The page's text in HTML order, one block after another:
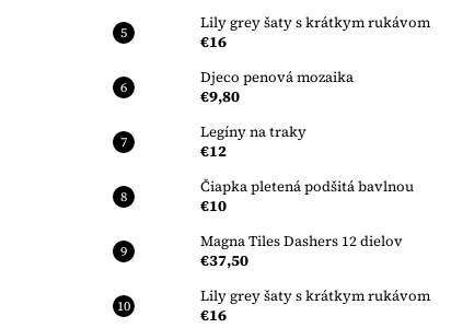
Lily grey šaty s krátkym rukávom
€16
Djeco penová mozaika
€9,80
Legíny na traky
€12
Čiapka pletená podšitá bavlnou
€10
Magna Tiles Dashers 12 dielov
€37,50
Lily grey šaty s krátkym rukávom
€16